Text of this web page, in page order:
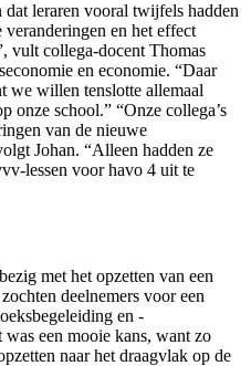
leraren vooral twijfels hadden
en het effect
vult collega-docent Thomas
en economie. “Daar
we willen tenslotte allemaal
onze school.” “Onze collega’s
van de nieuwe
Johan. “Alleen hadden ze
lessen voor havo 4 uit te
met het opzetten van een
deelnemers voor een
en -
een mooie kans, want zo
naar het draagvlak op de